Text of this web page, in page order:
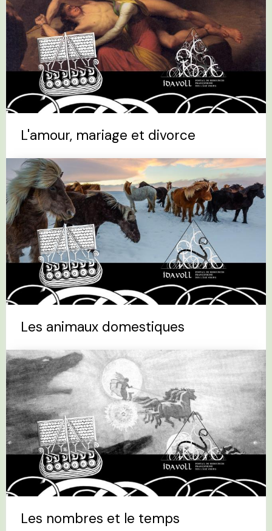
L'amour, mariage et divorce
Les animaux domestiques
Les nombres et le temps